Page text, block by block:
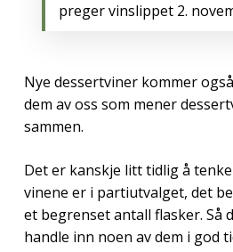
preger vinslippet 2.
Nye dessertviner kommer
dem av oss som mener
sammen.
Det er kanskje litt tidlig å
vinene er i partiutvalget, det
et begrenset antall flasker. Så
handle inn noen av dem i god